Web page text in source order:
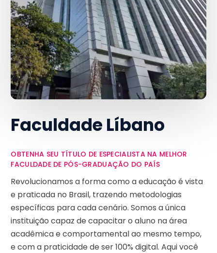
Faculdade Líbano
OBTENHA SEU TÍTULO DE ESPECIALISTA NA MELHOR
FACULDADE DE PÓS-GRADUAÇÃO DO PAÍS
Revolucionamos a forma como a educação é vista
e praticada no Brasil, trazendo metodologias
específicas para cada cenário. Somos a única
instituição capaz de capacitar o aluno na área
acadêmica e comportamental ao mesmo tempo,
e com a praticidade de ser 100% digital. Aqui você